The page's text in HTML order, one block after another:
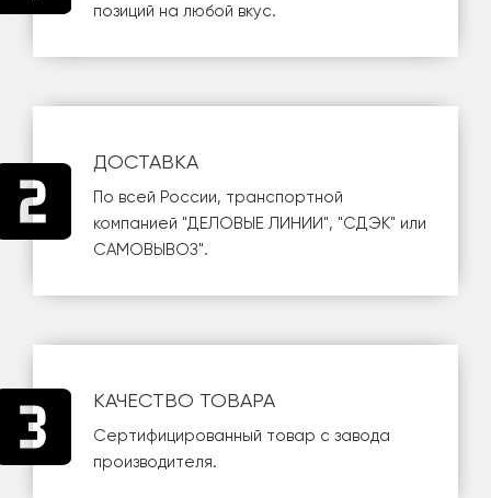
позиций на любой вкус.
ДОСТАВКА
По всей России, транспортной
компанией "ДЕЛОВЫЕ ЛИНИИ", "СДЭК" или
САМОВЫВОЗ".
КАЧЕСТВО ТОВАРА
Сертифицированный товар с завода
производителя.